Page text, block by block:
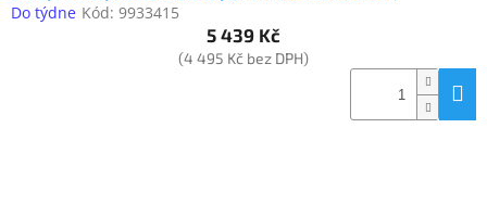
Do týdne Kód: 9933415
5 439 Kč
(4 495 Kč bez DPH)